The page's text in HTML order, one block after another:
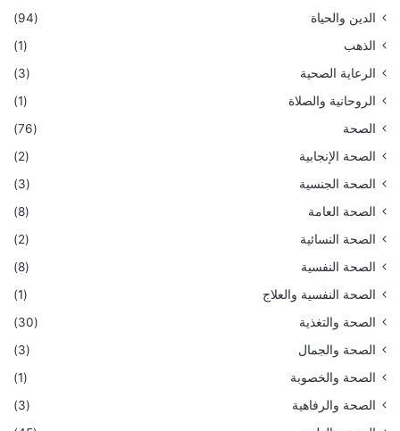
الدين والحياة
(94)
الذهب
(1)
الرعاية الصحية
(3)
الروحانية والصلاة
(1)
الصحة
(76)
الصحة الإنجابية
(2)
الصحة الجنسية
(3)
الصحة العامة
(8)
الصحة النسائية
(2)
الصحة النفسية
(8)
الصحة النفسية والعلاج
(1)
الصحة والتغذية
(30)
الصحة والجمال
(3)
الصحة والخصوبة
(1)
الصحة والرفاهية
(3)